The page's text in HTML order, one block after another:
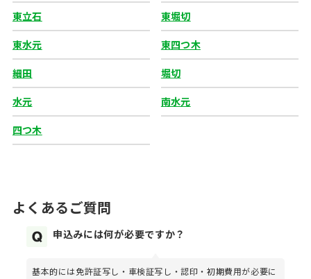
東立石 東堀切
東水元 東四つ木
細田 堀切
水元 南水元
四つ木
よくあるご質問
申込みには何が必要ですか？
基本的には免許証写し・車検証写し・認印・初期費用が必要に